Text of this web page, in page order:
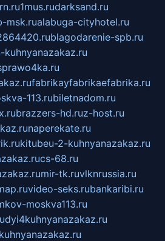
1mus.rudarksand.ru
msk.rualabuga-cityhotel.ru
blagodarenie-spb.ru
fabrikayfabrikaefabrika.ru
113.rubiletnadom.ru
brazzers-hd.ruz-host.ru
naperekate.ru
kitubeu-2-kuhnyanazakaz.ru
cs-68.ru
mir-tk.ruvlknrussia.ru
video-seks.rubankaribi.ru
moskva113.ru